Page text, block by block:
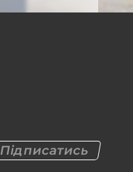
Підписатись